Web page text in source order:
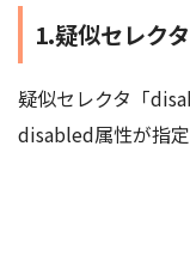
1.疑似セレク
疑似セレクタ「
disabled属性が指